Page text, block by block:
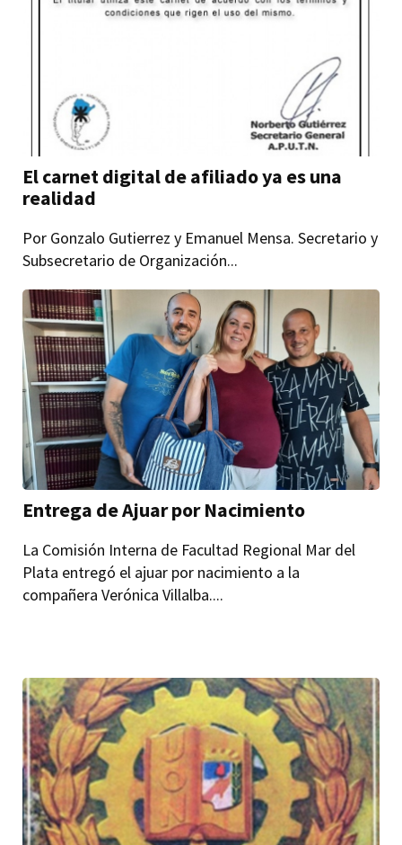
El carnet digital de afiliado ya es una
realidad
Por Gonzalo Gutierrez y Emanuel Mensa. Secretario y
Subsecretario de Organización...
Entrega de Ajuar por Nacimiento
La Comisión Interna de Facultad Regional Mar del
Plata entregó el ajuar por nacimiento a la
compañera Verónica Villalba....